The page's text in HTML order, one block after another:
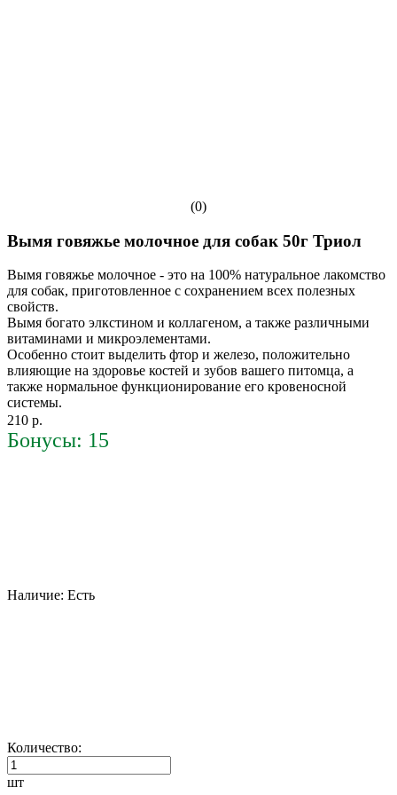
(0)
Вымя говяжье молочное для собак 50г Триол
Вымя говяжье молочное - это на 100% натуральное лакомство
для собак, приготовленное с сохранением всех полезных
свойств.
Вымя богато элкстином и коллагеном, а также различными
витаминами и микроэлементами.
Особенно стоит выделить фтор и железо, положительно
влияющие на здоровье костей и зубов вашего питомца, а
также нормальное функционирование его кровеносной
системы.
210 р.
Бонусы: 15
Наличие: Есть
Количество:
шт